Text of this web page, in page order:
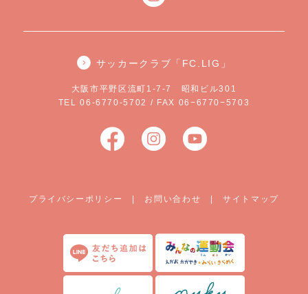
サッカークラブ「FC.LIG」
大阪市平野区流町1-7-7 昭和ビル301
TEL 06-6770-5702 / FAX 06−6770−5703
プライバシーポリシー お問い合わせ |サイトマップ